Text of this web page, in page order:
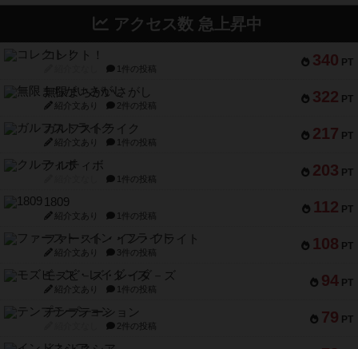
アクセス数 急上昇中
340 PT
コレクト！
1件の投稿
322 PT
無限まちがいさがし
紹介文あり 2件の投稿
217 PT
ガルフストライク
紹介文あり 1件の投稿
203 PT
クルティボ
1件の投稿
112 PT
1809
紹介文あり 1件の投稿
108 PT
ファースト・イン・フライト
紹介文あり 3件の投稿
94 PT
モズビ－ズ・レイダ－ズ
紹介文あり 1件の投稿
79 PT
テンプテーション
2件の投稿